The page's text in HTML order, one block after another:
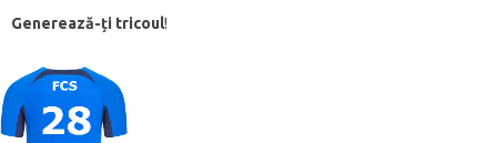
Generează-ți tricoul!